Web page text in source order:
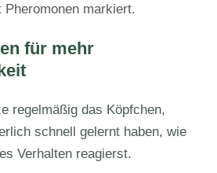
Pheromonen markiert.
für mehr
regelmäßig das Köpfchen,
schnell gelernt haben, wie
Verhalten reagierst.